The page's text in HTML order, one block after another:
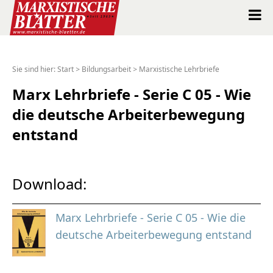
Suche
Abo
Spenden
Über uns
Sie sind hier:Start > Bildungsarbeit > Marxistische Lehrbriefe
Marx Lehrbriefe - Serie C 05 - Wie
die deutsche Arbeiterbewegung
entstand
Download:
Marx Lehrbriefe - Serie C 05 - Wie die
deutsche Arbeiterbewegung entstand